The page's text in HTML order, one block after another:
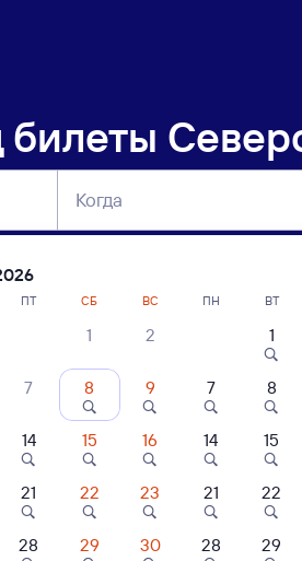
Когда
—
ПТ СБ ВС
1 2
7 8 9
14 15 16
21 22 23
28 29 30
ПН ВТ
1
7 8
14 15
21 22
28 29